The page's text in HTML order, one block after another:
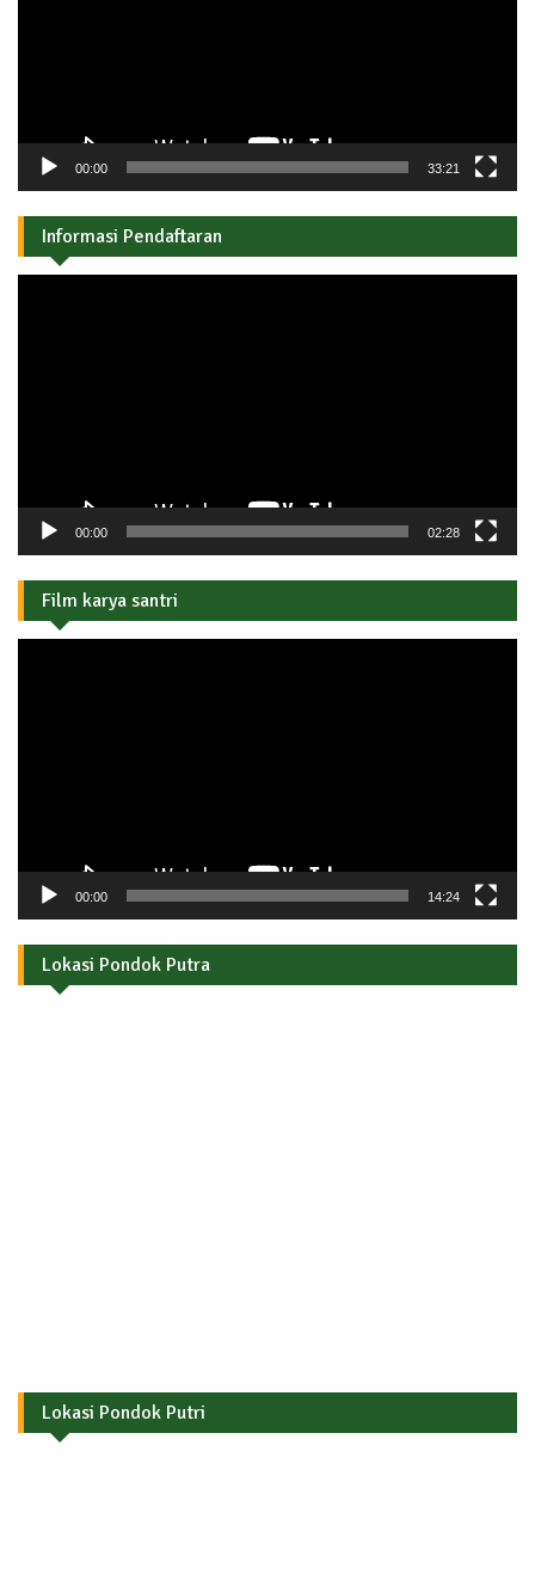
00:00 33:21
Informasi Pendaftaran
00:00 02:28
Film karya santri
00:00 14:24
Lokasi Pondok Putra
Lokasi Pondok Putri